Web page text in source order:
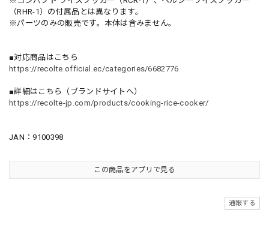
（RHR-1）の付属品とは異なります。
※パーツのみの販売です。本体は含みません。
■対応商品はこちら
https://recolte.official.ec/categories/6682776
■詳細はこちら（ブランドサイトへ）
https://recolte-jp.com/products/cooking-rice-cooker/
JAN：9100398
この商品をアプリで見る
通報する